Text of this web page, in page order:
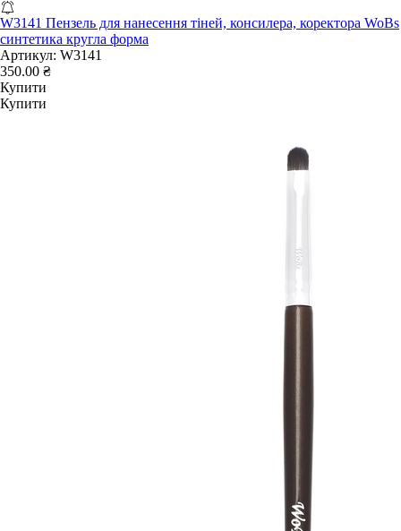
W3141 Пензель для нанесення тіней, консилера, коректора WoBs
синтетика кругла форма
Артикул: W3141
350.00 ₴
Купити
Купити